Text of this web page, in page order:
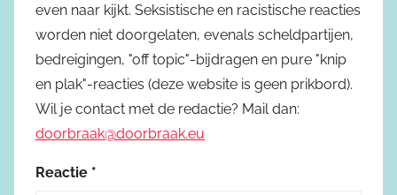
even naar kijkt. Seksistische en racistische reacties
worden niet doorgelaten, evenals scheldpartijen,
bedreigingen, "off topic"-bijdragen en pure "knip
en plak"-reacties (deze website is geen prikbord).
Wil je contact met de redactie? Mail dan:
doorbraak@doorbraak.eu
Reactie *